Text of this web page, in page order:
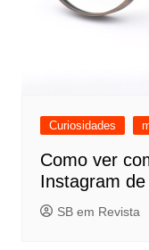
Curiosidades
Como ver
Instagram
SB em Revista